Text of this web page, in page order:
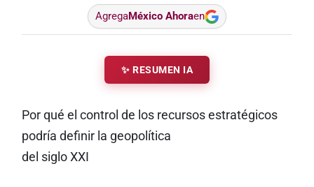
AgregaMéxico Ahoraen
✨ RESUMEN IA
Por qué el control de los recursos estratégicos
podría definir la geopolítica
del siglo XXI